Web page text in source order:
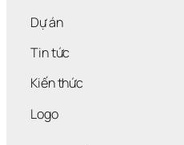
Dự án
Tin tức
Kiến thức
Logo